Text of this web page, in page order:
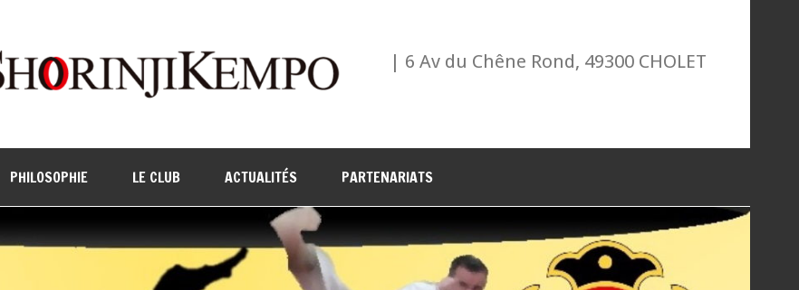
| 6 Av du Chêne Rond, 49300 CHOLET
PHILOSOPHIE LE CLUB ACTUALITÉS PARTENARIATS